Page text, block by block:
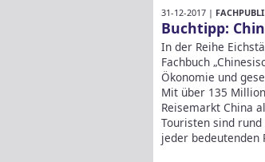
31-12-2017 |
Buchtipp:
In der Reihe
Fachbuch
Ökonomie und
Mit über 135
Reisemarkt China
Touristen sind
jeder bedeutenden